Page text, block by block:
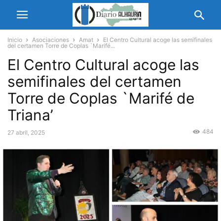
Inicio Asociaciones Amat
El Centro Cultural acoge las semifinales
del certamen Torre de Coplas `Marifé...
El Centro Cultural acoge las
semifinales del certamen
Torre de Coplas `Marifé de
Triana’
27 abril, 2025 484